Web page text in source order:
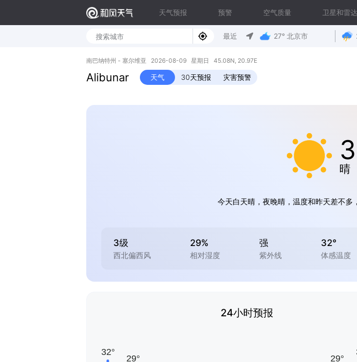
天气预报 预警 空气质量 卫星和雷达
最近 27° 北京市
南巴纳特州 - 塞尔维亚 2026-08-09 星期日 45.08N, 20.97E
Alibunar 天气 30天预报 灾害预警
晴
今天白天晴，夜晚晴，温度和昨天差不多
3级
西北偏西风
29%
相对湿度
强
紫外线
32°
体感温度
24小时预报